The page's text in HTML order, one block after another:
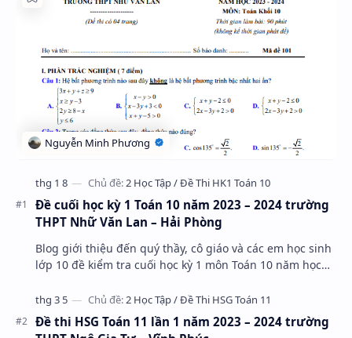
Đề cuối học kỳ 1 Toán 10 năm 2023 – 2024 trường
THPT Nhữ Văn Lan – Hải Phòng
Blog giới thiệu đến quý thầy, cô giáo và các em học sinh
lớp 10 đề kiểm tra cuối học kỳ 1 môn Toán 10 năm học
Đề thi HSG Toán 11 lần 1 năm 2023 – 2024 trường